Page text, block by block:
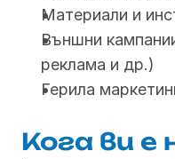
Материали и
Външни
реклама и др.)
Герила
Кога ви е